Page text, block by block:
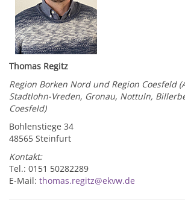
Thomas Regitz
Region Borken Nord und Region Coesfeld
Stadtlohn-Vreden, Gronau, Nottuln,
Coesfeld)
Bohlenstiege 34
48565 Steinfurt
Kontakt:
Tel.: 0151 50282289
E-Mail: thomas.regitz@ekvw.de